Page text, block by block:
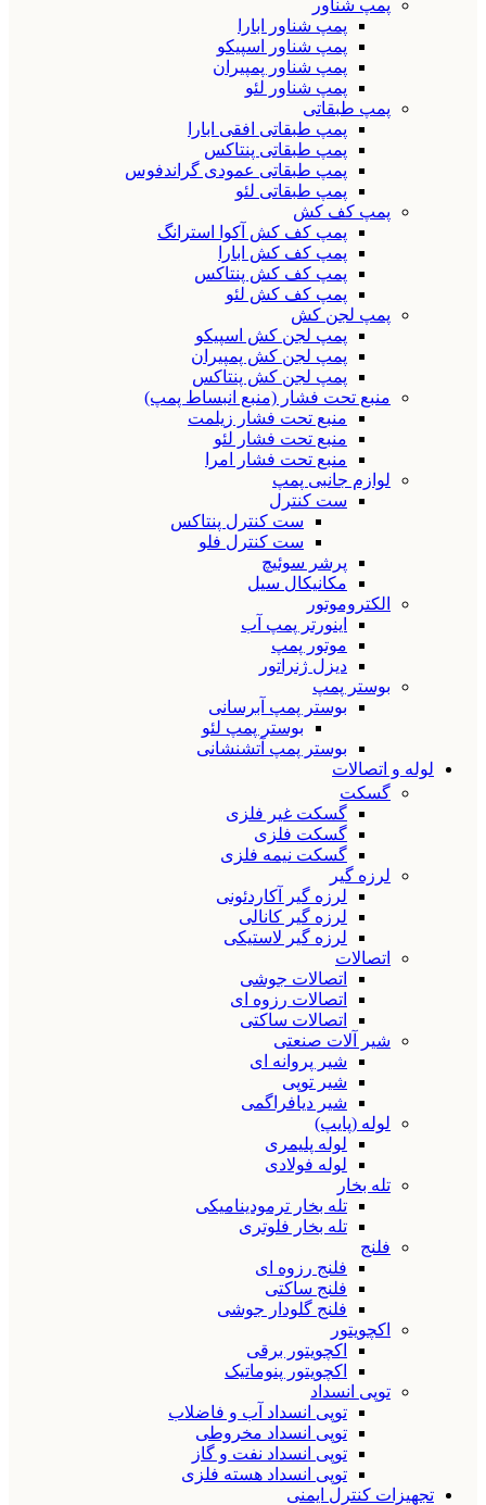
پمپ شناور
پمپ شناور ابارا
پمپ شناور اسپیکو
پمپ شناور پمپیران
پمپ شناور لئو
پمپ طبقاتی
پمپ طبقاتی افقی ابارا
پمپ طبقاتی پنتاکس
پمپ طبقاتی عمودی گراندفوس
پمپ طبقاتی لئو
پمپ کف کش
پمپ کف کش آکوا استرانگ
پمپ کف کش ابارا
پمپ کف کش پنتاکس
پمپ کف کش لئو
پمپ لجن کش
پمپ لجن کش اسپیکو
پمپ لجن کش پمپیران
پمپ لجن کش پنتاکس
منبع تحت فشار (منبع انبساط پمپ)
منبع تحت فشار زیلمت
منبع تحت فشار لئو
منبع تحت فشار امرا
لوازم جانبی پمپ
ست کنترل
ست کنترل پنتاکس
ست کنترل فلو
پرشر سوئیچ
مکانیکال سیل
الکتروموتور
اینورتر پمپ آب
موتور پمپ
دیزل ژنراتور
بوستر پمپ
بوستر پمپ آبرسانی
بوستر پمپ لئو
بوستر پمپ آتشنشانی
لوله و اتصالات
گسکت
گسکت غیر فلزی
گسکت فلزی
گسکت نیمه فلزی
لرزه گیر
لرزه گیر آکاردئونی
لرزه گیر کانالی
لرزه گیر لاستیکی
اتصالات
اتصالات جوشی
اتصالات رزوه ای
اتصالات ساکتی
شیر آلات صنعتی
شیر پروانه ای
شیر توپی
شیر دیافراگمی
لوله (پایپ)
لوله پلیمری
لوله فولادی
تله بخار
تله بخار ترمودینامیکی
تله بخار فلوتری
فلنج
فلنج رزوه ای
فلنج ساکتی
فلنج گلودار جوشی
اکچویتور
اکچویتور برقی
اکچویتور پنوماتیک
توپی انسداد
توپی انسداد آب و فاضلاب
توپی انسداد مخروطی
توپی انسداد نفت و گاز
توپی انسداد هسته فلزی
تجهیزات کنترل ایمنی